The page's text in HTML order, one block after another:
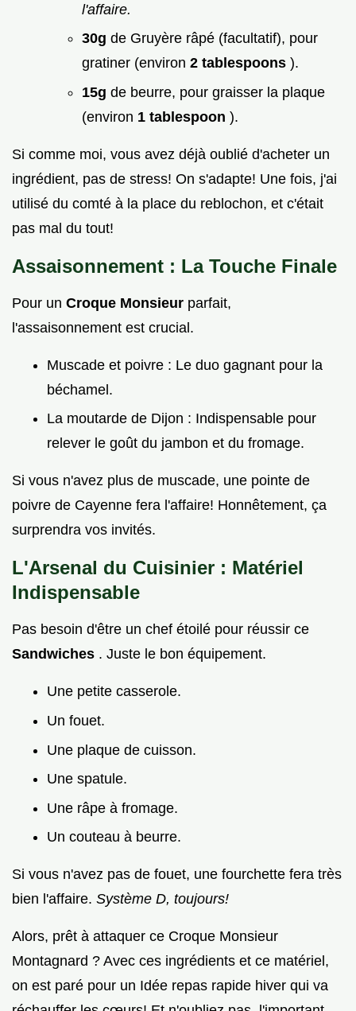
l'affaire.
30g de Gruyère râpé (facultatif), pour
gratiner (environ 2 tablespoons ).
15g de beurre, pour graisser la plaque
(environ 1 tablespoon ).
Si comme moi, vous avez déjà oublié d'acheter un
ingrédient, pas de stress! On s'adapte! Une fois, j'ai
utilisé du comté à la place du reblochon, et c'était
pas mal du tout!
Assaisonnement : La Touche Finale
Pour un Croque Monsieur parfait,
l'assaisonnement est crucial.
Muscade et poivre : Le duo gagnant pour la
béchamel.
La moutarde de Dijon : Indispensable pour
relever le goût du jambon et du fromage.
Si vous n'avez plus de muscade, une pointe de
poivre de Cayenne fera l'affaire! Honnêtement, ça
surprendra vos invités.
L'Arsenal du Cuisinier : Matériel
Indispensable
Pas besoin d'être un chef étoilé pour réussir ce
Sandwiches . Juste le bon équipement.
Une petite casserole.
Un fouet.
Une plaque de cuisson.
Une spatule.
Une râpe à fromage.
Un couteau à beurre.
Si vous n'avez pas de fouet, une fourchette fera très
bien l'affaire. Système D, toujours!
Alors, prêt à attaquer ce Croque Monsieur
Montagnard ? Avec ces ingrédients et ce matériel,
on est paré pour un Idée repas rapide hiver qui va